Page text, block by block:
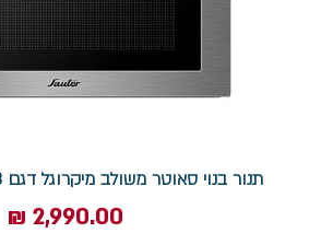
תנור בנוי סאוטר משולב מיקרוגל דגם GALAXY-6070S/B
מחיר